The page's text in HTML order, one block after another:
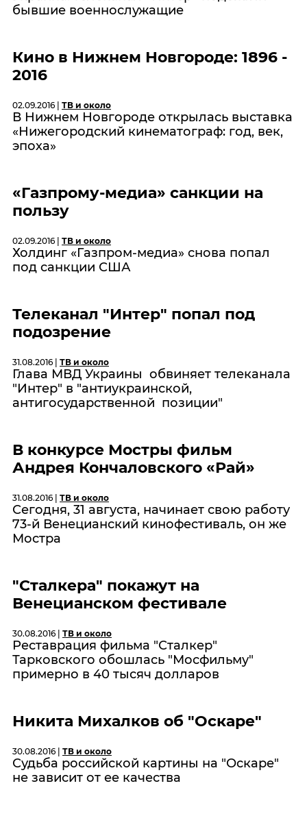
бывшие военнослужащие
Кино в Нижнем Новгороде: 1896 -
2016
02.09.2016 | ТВ и около
В Нижнем Новгороде открылась выставка
«Нижегородский кинематограф: год, век,
эпоха»
«Газпрому-медиа» санкции на
пользу
02.09.2016 | ТВ и около
Холдинг «Газпром-медиа» снова попал
под санкции США
Телеканал "Интер" попал под
подозрение
31.08.2016 | ТВ и около
Глава МВД Украины обвиняет телеканала
"Интер" в "антиукраинской,
антигосударственной позиции"
В конкурсе Мостры фильм
Андрея Кончаловского «Рай»
31.08.2016 | ТВ и около
Сегодня, 31 августа, начинает свою работу
73-й Венецианский кинофестиваль, он же
Мостра
"Сталкера" покажут на
Венецианском фестивале
30.08.2016 | ТВ и около
Реставрация фильма "Сталкер"
Тарковского обошлась "Мосфильму"
примерно в 40 тысяч долларов
Никита Михалков об "Оскаре"
30.08.2016 | ТВ и около
Судьба российской картины на "Оскаре"
не зависит от ее качества